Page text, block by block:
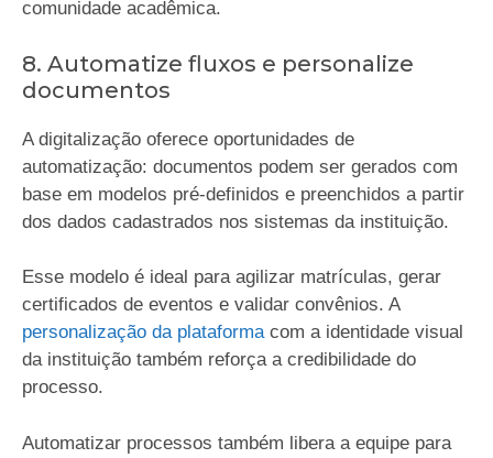
comunidade acadêmica.
8. Automatize fluxos e personalize
documentos
A digitalização oferece oportunidades de
automatização: documentos podem ser gerados com
base em modelos pré-definidos e preenchidos a partir
dos dados cadastrados nos sistemas da instituição.
Esse modelo é ideal para agilizar matrículas, gerar
certificados de eventos e validar convênios. A
personalização da plataformacom a identidade visual
da instituição também reforça a credibilidade do
processo.
Automatizar processos também libera a equipe para